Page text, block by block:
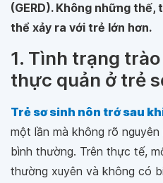
(GERD). Không những
thể xảy ra với trẻ lớn hơn.
1. Tình trạng
thực quản ở trẻ
Trẻ sơ sinh nôn trớ sau
một lần mà không rõ
bình thường. Trên thực tế,
thường xuyên và không có